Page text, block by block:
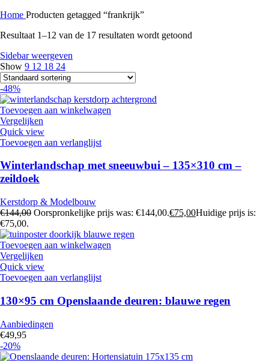
Home Producten getagged “frankrijk”
Resultaat 1–12 van de 17 resultaten wordt getoond
Sidebar weergeven
Show 9 12 18 24
-48%
Toevoegen aan winkelwagen
Vergelijken
Quick view
Toevoegen aan verlanglijst
Winterlandschap met sneeuwbui – 135×310 cm –
zeildoek
Kerstdorp & Modelbouw
€144,00 Oorspronkelijke prijs was: €144,00.€75,00Huidige prijs is:
€75,00.
Toevoegen aan winkelwagen
Vergelijken
Quick view
Toevoegen aan verlanglijst
130×95 cm Openslaande deuren: blauwe regen
Aanbiedingen
€49,95
-20%